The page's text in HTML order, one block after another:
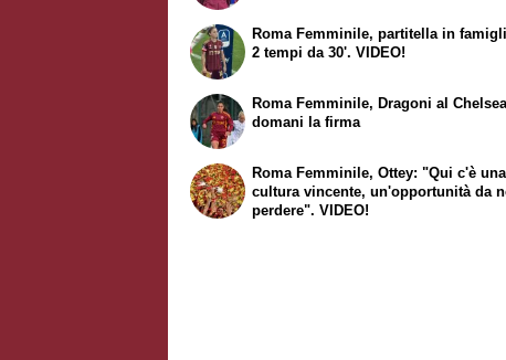
Roma Femminile, partitella in
2 tempi da 30'. VIDEO!
Roma Femminile, Dragoni al
domani la firma
Roma Femminile, Ottey: "Qui c'è una
cultura vincente, un'opportunità da
perdere". VIDEO!